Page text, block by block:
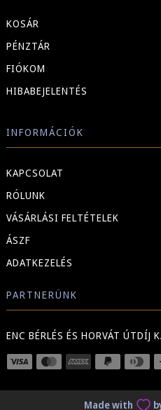
KOSÁR
PÉNZTÁR
FIÓKOM
HIBABEJELENTÉS
INFORMÁCIÓK
KAPCSOLAT
RÓLUNK
VÁSÁRLÁSI FELTÉTELEK
ÁSZF
ADATKEZELÉS
PARTNERÜNK
ENC BÉRLÉS ÉS HORVÁT ÚTDÍJ
Made with